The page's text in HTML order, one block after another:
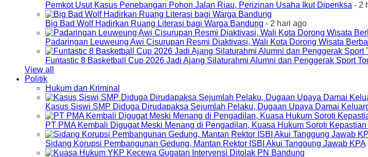
Pemkot Usut Kasus Penebangan Pohon Jalan Riau, Perizinan Usaha Ikut Diperiksa - 2
Big Bad Wolf Hadirkan Ruang Literasi bagi Warga Bandung - 2 hari ago
Padaringan Leuweung Awi Cisurupan Resmi Diaktivasi, Wali Kota Dorong Wisata
Funtastic 8 Basketball Cup 2026 Jadi Ajang Silaturahmi Alumni dan Penggerak Sport
View all
Politik
Hukum dan Kriminal
Kasus Siswi SMP Diduga Dirudapaksa Sejumlah Pelaku, Dugaan Upaya Damai
PT PMA Kembali Digugat Meski Menang di Pengadilan, Kuasa Hukum Soroti
Sidang Korupsi Pembangunan Gedung, Mantan Rektor ISBI Akui Tanggung Jawab KPA